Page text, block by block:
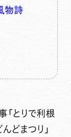
物詩
「とりで利根
どまつり 」